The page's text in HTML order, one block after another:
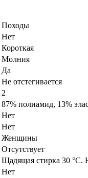
Походы
Нет
Короткая
Молния​
Да
Не отстегивается
2
87% полиамид, 13%
Нет
Нет
Женщины
Отсутствует
Щадящая стирка 30 °C.
Нет